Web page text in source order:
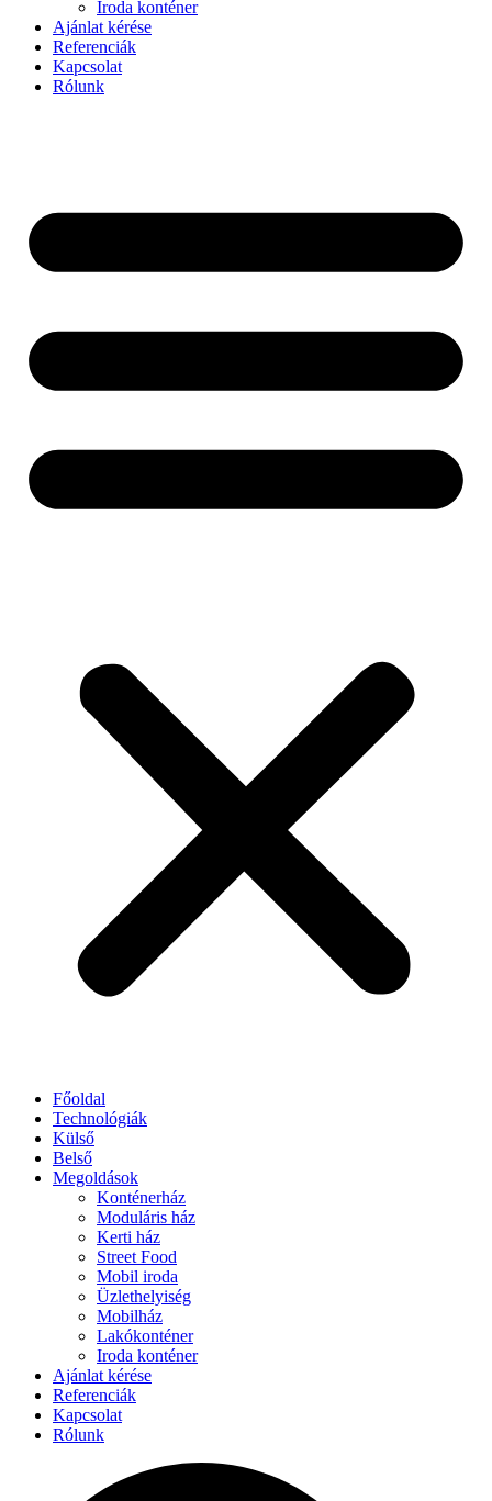
Iroda konténer
Ajánlat kérése
Referenciák
Kapcsolat
Rólunk
Főoldal
Technológiák
Külső
Belső
Megoldások
Konténerház
Moduláris ház
Kerti ház
Street Food
Mobil iroda
Üzlethelyiség
Mobilház
Lakókonténer
Iroda konténer
Ajánlat kérése
Referenciák
Kapcsolat
Rólunk